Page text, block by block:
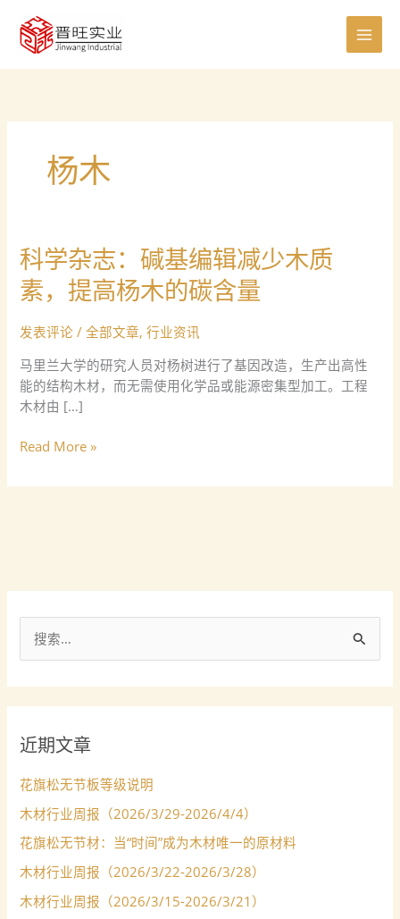
容
索
：
近期文章
花旗松无节板等级说明
木材行业周报（2026/3/29-2026/4/4）
花旗松无节材：当“时间”成为木材唯一的原材料
木材行业周报（2026/3/22-2026/3/28）
木材行业周报（2026/3/15-2026/3/21）
杨木
科学杂志：碱基编辑减少木质
素，提高杨木的碳含量
发表评论 /全部文章,行业资讯
马里兰大学的研究人员对杨树进行了基因改造，生产出高性
能的结构木材，而无需使用化学品或能源密集型加工。工程
木材由 […]
科
学
杂
碱
编
辑
减
木
碳
量
Read More »